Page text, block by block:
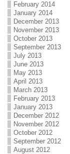
February 2014
January 2014
December 2013
November 2013
October 2013
September 2013
July 2013
June 2013
May 2013
April 2013
March 2013
February 2013
January 2013
December 2012
November 2012
October 2012
September 2012
August 2012